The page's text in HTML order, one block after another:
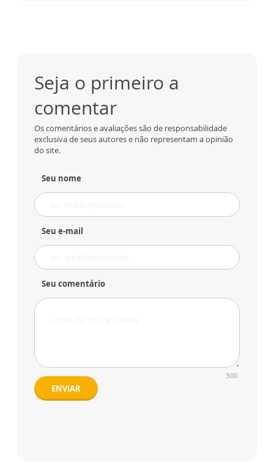
Seja o primeiro a
comentar
Os comentários e avaliações são de responsabilidade
exclusiva de seus autores e não representam a opinião
do site.
Seu nome
Seu e-mail
Seu comentário
500
ENVIAR